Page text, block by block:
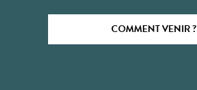
COMMENT VENIR ?